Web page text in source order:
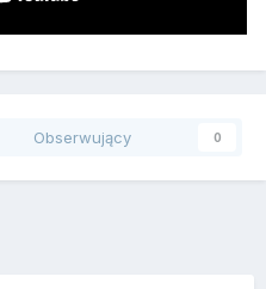
Obserwujący 0